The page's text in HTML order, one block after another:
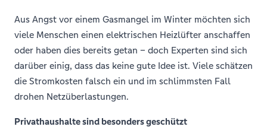
Aus Angst vor einem Gasmangel im Winter möchten sich
viele Menschen einen elektrischen Heizlüfter anschaffen
oder haben dies bereits getan – doch Experten sind sich
darüber einig, dass das keine gute Idee ist. Viele schätzen
die Stromkosten falsch ein und im schlimmsten Fall
drohen Netzüberlastungen.
Privathaushalte sind besonders geschützt